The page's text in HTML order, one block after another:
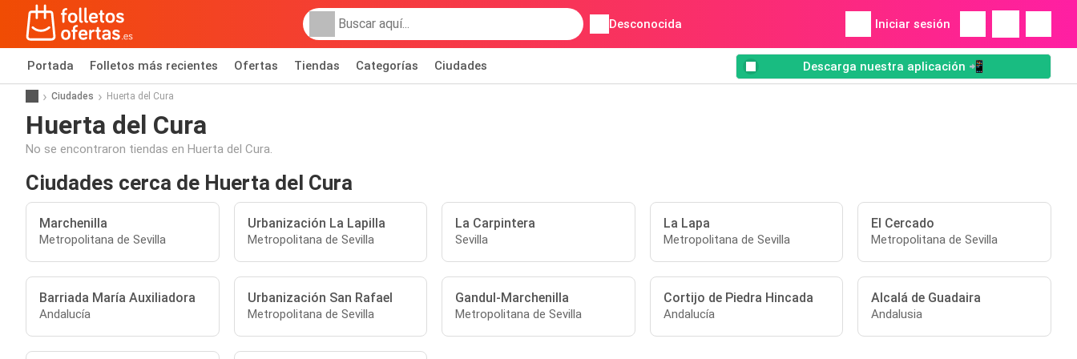
Desconocida Iniciar sesión
Portada Folletos más recientes Ofertas Tiendas Categorías Ciudades Descarga nuestra aplicación 📲
Ciudades Huerta del Cura
Huerta del Cura
No se encontraron tiendas en Huerta del Cura.
Ciudades cerca de Huerta del Cura
Marchenilla
Metropolitana de Sevilla
Urbanización La Lapilla
Metropolitana de Sevilla
La Carpintera
Sevilla
La Lapa
Metropolitana de Sevilla
El Cercado
Metropolitana de Sevilla
Barriada María Auxiliadora
Andalucía
Urbanización San Rafael
Metropolitana de Sevilla
Gandul-Marchenilla
Metropolitana de Sevilla
Cortijo de Piedra Hincada
Andalucía
Alcalá de Guadaira
Andalusia